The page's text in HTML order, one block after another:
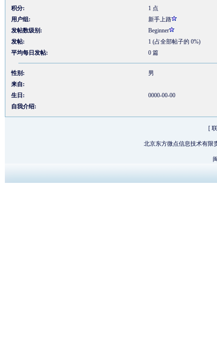
积分:
1 点
用户组:
新手上路
发帖数级别:
Beginner
发帖:
1 (占全部帖子的 0%)
平均每日发帖:
0 篇
性别:
男
来自:
生日:
0000-00-00
自我介绍:
[
北京东方微点信息技术有限